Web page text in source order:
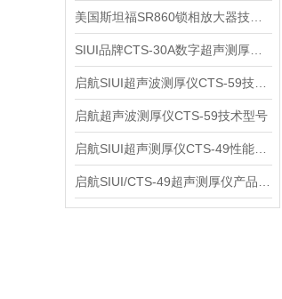
启航超声波测厚仪CTS-59技术型号